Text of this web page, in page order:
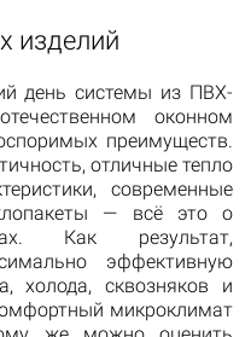
изделий
день системы из ПВХ-
оконном
преимуществ.
отличные тепло
современные
— всё это о
Как результат,
эффективную
холода, сквозняков и
микроклимат